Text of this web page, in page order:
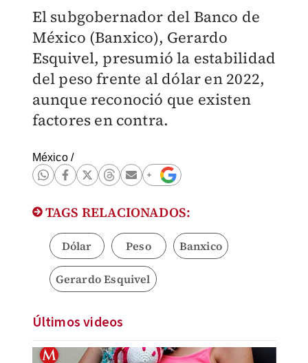
El subgobernador del Banco de
México (Banxico), Gerardo
Esquivel, presumió la estabilidad
del peso frente al dólar en 2022,
aunque reconoció que existen
factores en contra.
México/
TAGS RELACIONADOS:
Dólar Peso Banxico
Gerardo Esquivel
Últimos videos